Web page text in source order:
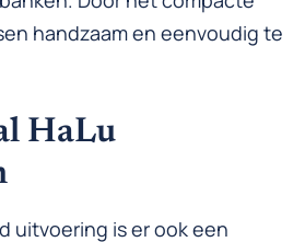
handzaam en eenvoudig te
HaLu
uitvoering is er ook een